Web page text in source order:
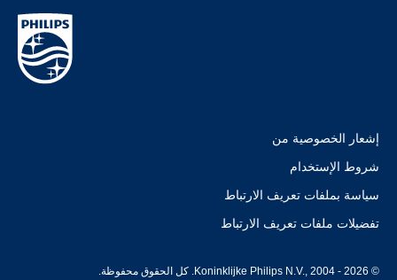
إشعار الخصوصية من
شروط الإستخدام
سياسة بملفات تعريف الارتباط
تفضيلات ملفات تعريف الارتباط
© Koninklijke Philips N.V., 2004 - 2026. كل الحقوق محفوظة.